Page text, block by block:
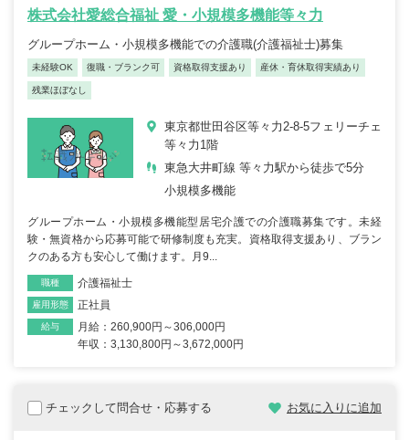
株式会社愛総合福祉 愛・小規模多機能等々力
グループホーム・小規模多機能での介護職(介護福祉士)募集
未経験OK 復職・ブランク可 資格取得支援あり 産休・育休取得実績あり
残業ほぼなし
東京都世田谷区等々力2-8-5フェリーチェ
等々力1階
東急大井町線 等々力駅から徒歩で5分
小規模多機能
グループホーム・小規模多機能型居宅介護での介護職募集です。未経
験・無資格から応募可能で研修制度も充実。資格取得支援あり、ブラン
クのある方も安心して働けます。月9...
職種 介護福祉士
雇用形態 正社員
給与
月給：260,900円～306,000円
年収：3,130,800円～3,672,000円
チェックして問合せ・応募する お気に入りに追加